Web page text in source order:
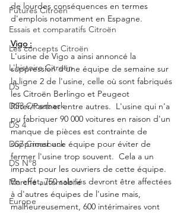
Futures Citroën
Essais et comparatifs Citroën
Les concepts Citroën
L'histoire Citroën
DS
DS3 Crossback
DS 4
DS7 Crossback
DS N°8
Marché automobile
Europe
de lourdes conséquences en termes
d'emplois notamment en Espagne.
Vigo :
L'usine de Vigo a ainsi annoncé la
suppression d'une équipe de semaine sur
la ligne 2 de l'usine, celle où sont fabriqués
les Citroën Berlingo et Peugeot
Rifter/Partner entre autres.  L'usine qui n'a
pu fabriquer 90 000 voitures en raison d'un
manque de pièces est contrainte de
supprimer une équipe pour éviter de
fermer l'usine trop souvent.  Cela a un
impact pour les ouvriers de cette équipe.
En effet, 750 salariés devront être affectées
à d'autres équipes de l'usine mais,
malheureusement, 600 intérimaires vont